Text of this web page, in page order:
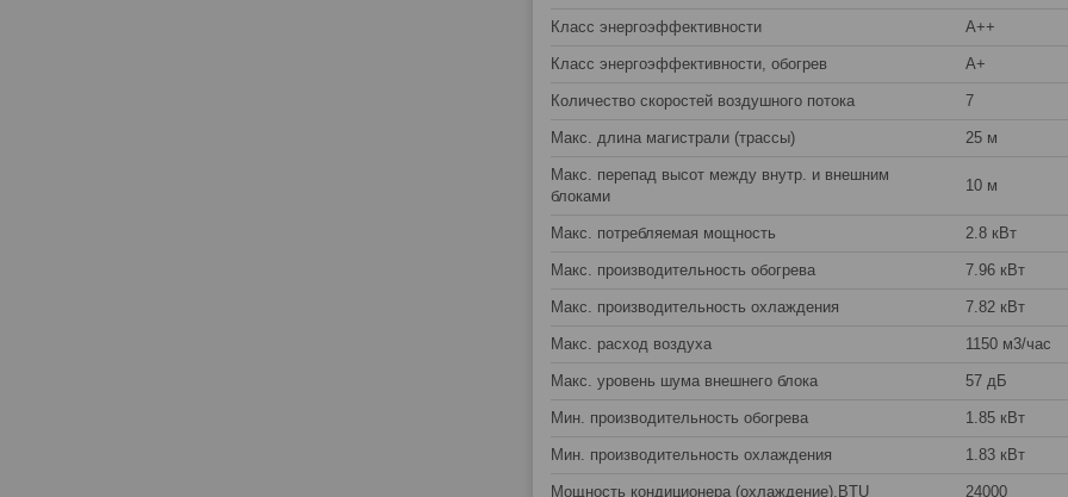
Класс энергоэффективности A++
Класс энергоэффективности, обогрев A+
Количество скоростей воздушного потока 7
Макс. длина магистрали (трассы) 25 м
Макс. перепад высот между внутр. и внешним
блоками
10 м
Макс. потребляемая мощность 2.8 кВт
Макс. производительность обогрева 7.96 кВт
Макс. производительность охлаждения 7.82 кВт
Макс. расход воздуха 1150 м3/час
Макс. уровень шума внешнего блока 57 дБ
Мин. производительность обогрева 1.85 кВт
Мин. производительность охлаждения 1.83 кВт
Мощность кондиционера (охлаждение),BTU 24000